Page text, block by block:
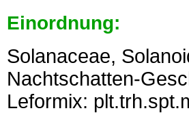
Einordnung:
Solanaceae,
Nachtschatten-
Leformix: